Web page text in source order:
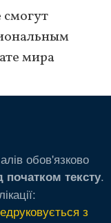
смогут
мира
обов'язково
початком тексту.
з